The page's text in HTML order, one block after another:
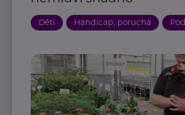
Děti Handicap, porucha